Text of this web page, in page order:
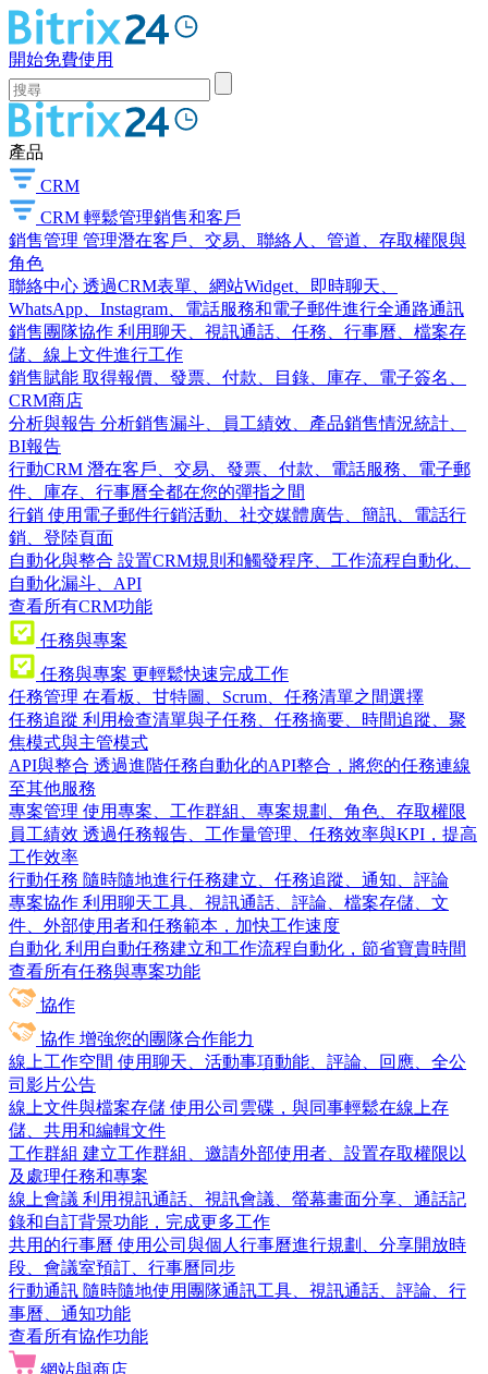
開始免費使用
產品
CRM
CRM 輕鬆管理銷售和客戶
銷售管理 管理潛在客戶、交易、聯絡人、管道、存取權限與
角色
聯絡中心 透過CRM表單、網站Widget、即時聊天、
WhatsApp、Instagram、電話服務和電子郵件進行全通路通訊
銷售團隊協作 利用聊天、視訊通話、任務、行事曆、檔案存
儲、線上文件進行工作
銷售賦能 取得報價、發票、付款、目錄、庫存、電子簽名、
CRM商店
分析與報告 分析銷售漏斗、員工績效、產品銷售情況統計、
BI報告
行動CRM 潛在客戶、交易、發票、付款、電話服務、電子郵
件、庫存、行事曆全都在您的彈指之間
行銷 使用電子郵件行銷活動、社交媒體廣告、簡訊、電話行
銷、登陸頁面
自動化與整合 設置CRM規則和觸發程序、工作流程自動化、
自動化漏斗、API
查看所有CRM功能
任務與專案
任務與專案 更輕鬆快速完成工作
任務管理 在看板、甘特圖、Scrum、任務清單之間選擇
任務追蹤 利用檢查清單與子任務、任務摘要、時間追蹤、聚
焦模式與主管模式
API與整合 透過進階任務自動化的API整合，將您的任務連線
至其他服務
專案管理 使用專案、工作群組、專案規劃、角色、存取權限
員工績效 透過任務報告、工作量管理、任務效率與KPI，提高
工作效率
行動任務 隨時隨地進行任務建立、任務追蹤、通知、評論
專案協作 利用聊天工具、視訊通話、評論、檔案存儲、文
件、外部使用者和任務範本，加快工作速度
自動化 利用自動任務建立和工作流程自動化，節省寶貴時間
查看所有任務與專案功能
協作
協作 增強您的團隊合作能力
線上工作空間 使用聊天、活動事項動能、評論、回應、全公
司影片公告
線上文件與檔案存儲 使用公司雲碟，與同事輕鬆在線上存
儲、共用和編輯文件
工作群組 建立工作群組、邀請外部使用者、設置存取權限以
及處理任務和專案
線上會議 利用視訊通話、視訊會議、螢幕畫面分享、通話記
錄和自訂背景功能，完成更多工作
共用的行事曆 使用公司與個人行事曆進行規劃、分享開放時
段、會議室預訂、行事曆同步
行動通訊 隨時隨地使用團隊通訊工具、視訊通話、評論、行
事曆、通知功能
查看所有協作功能
網站與商店